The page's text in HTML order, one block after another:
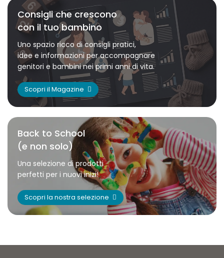
Consigli che crescono
con il tuo bambino
Uno spazio ricco di consigli pratici,
idee e informazioni per accompagnare
genitori e bambini nei primi anni di vita.
Scopri il Magazine
Back to School
(e non solo)
Una selezione di prodotti
perfetti per i nuovi inizi!
Scopri la nostra selezione